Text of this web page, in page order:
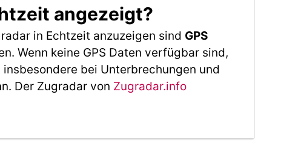
angezeigt?
in Echtzeit anzuzeigen sind GPS
Wenn keine GPS Daten verfügbar sind,
bei Unterbrechungen und
Der Zugradar von Zugradar.info